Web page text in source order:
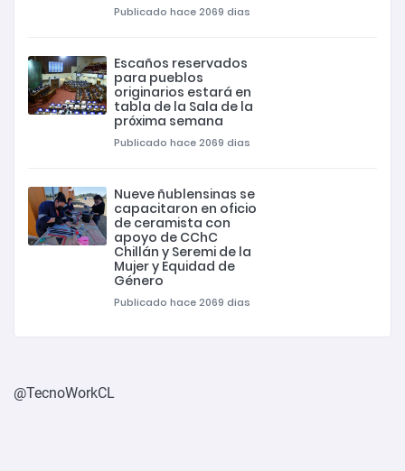
Publicado hace 2069 dias
Escaños reservados
para pueblos
originarios estará en
tabla de la Sala de la
próxima semana
Publicado hace 2069 dias
Nueve ñublensinas se
capacitaron en oficio
de ceramista con
apoyo de CChC
Chillán y Seremi de la
Mujer y Equidad de
Género
Publicado hace 2069 dias
@TecnoWorkCL